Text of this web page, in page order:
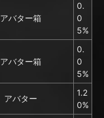
アバター箱
0.
0
5%
アバター箱
0.
0
5%
アバター
1.2
0%